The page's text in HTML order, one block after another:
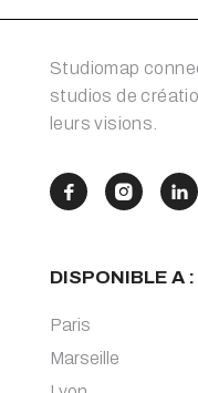
Studiomap
studios de
leurs visions.
  
DISPONIBLE A :
Paris
Marseille